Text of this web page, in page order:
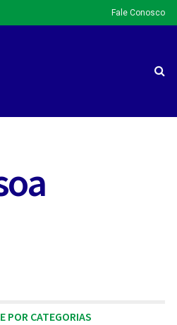
Fale Conosco
POR CATEGORIAS